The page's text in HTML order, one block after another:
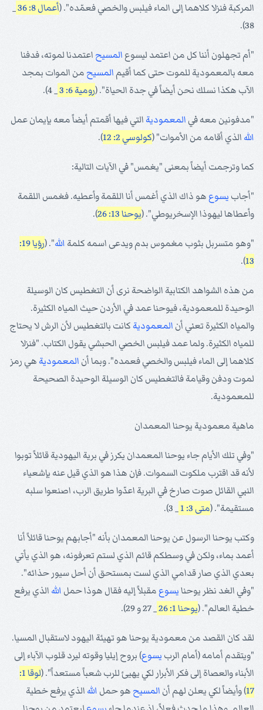
المركبة فنزلا كلاهما إلى الماء فيلبس والخصي فعمّده". (أعمال 8: 36
_
38).
"أم تجهلون أننا كل من اعتمد ليسوع المسيح اعتمدنا لموته، فدفنا
معه بالمعمودية للموت حتى كما أقيم المسيح من الموات بمجد
الآب هكذا نسلك نحن أيضاً في جدة الحياة". (رومية 6: 3 _ 4).
"مدفونين معه في المعمودية التي فيها أقمتم أيضاً معه بإيمان عمل
الله الذي أقامه من الأموات" (كولوسي 2: 12 ).
كما وترجمت أيضاً بمعنى "يغمس" في الآيات التالية:
"أجاب يسوع هو ذاك الذي أغمس أنا اللقمة وأعطيه. فغمس اللقمة
وأعطاها ليهوذا الإسخريوطي". (يوحنا 13: 26 ).
"وهو متسربل بثوب مغموس بدم ويدعى اسمه كلمة الله". (
رؤيا 19:
13
).
من هذه الشواهد الكتابية الواضحة نرى أن التغطيس كان الوسيلة
الوحيدة للمعمودية، فيوحنا عمد في الأردن حيث المياه الكثيرة.
والمياه الكثيرة تعني أن المعمودية كانت بالتغطيس لأن الرش لا يحتاج
للمياه الكثيرة. ولما عمد فيلبس الخصي الحبشي يقول الكتاب. "فنزلا
كلاهما إلى الماء فيلبس والخصي فعمده". وبما أن المعمودية هي رمز
لموت ودفن وقيامة فالتغطيس كان الوسيلة الوحيدة الصحيحة
للمعمودية.
ماهية معمودية يوحنا المعمدان
"وفي تلك الأيام جاء يوحنا المعمدان يكرز في برية اليهودية قائلاً توبوا
لأنه قد اقترب ملكوت السموات. فإن هذا هو الذي قيل عنه بإشعياء
النبي القائل صوت صارخ في البرية اعدّوا طريق الرب، اصنعوا سلبه
مستقيمة". (متى 3: 1 _ 3).
وكتب يوحنا الرسول عن يوحنا المعمدان بأنه "أجابهم يوحنا قائلاً أنا
أعمد بماء، ولكن في وسطكم قائم الذي لستم تعرفونه، هو الذي يأتي
بعدي الذي صار قدامي الذي لست بمستحق أن أحل سيور حذائه".
"وفي الغد نظر يوحنايسوع مقبلاً إليه فقال هوذا حمل الله الذي يرفع
خطية العالم". (يوحنا 1: 26 _ 27 و 29).
لقد كان القصد من معمودية يوحنا هو تهيئة اليهود لاستقبال المسيا.
"ويتقدم أمامه (أمام الرب يسوع) بروح إيليا وقوته ليرد قلوب الآباء إلى
الأبناء والعصاة إلى فكر الأبرار لكي يهيئ للرب شعباً مستعداً". (
لوقا 1:
17) وأيضاً لكي يعلن لهم أن المسيح هو حمل الله الذي يرفع خطية